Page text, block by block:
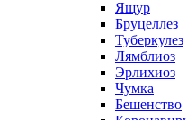
Ящур
Бруцеллез
Туберкулез
Лямблиоз
Эрлихиоз
Чумка
Бешенство